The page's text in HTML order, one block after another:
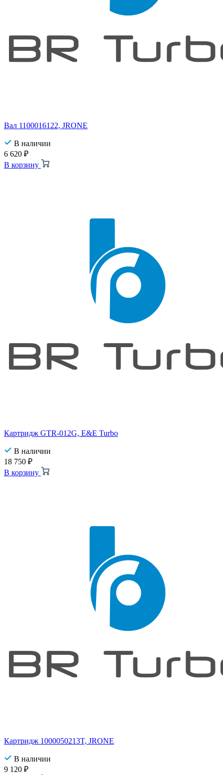
Вал 1100016122, JRONE
В наличии
6 620 ₽
В корзину
Картридж GTR-012G, E&E Turbo
В наличии
18 750 ₽
В корзину
Картридж 1000050213T, JRONE
В наличии
9 120 ₽